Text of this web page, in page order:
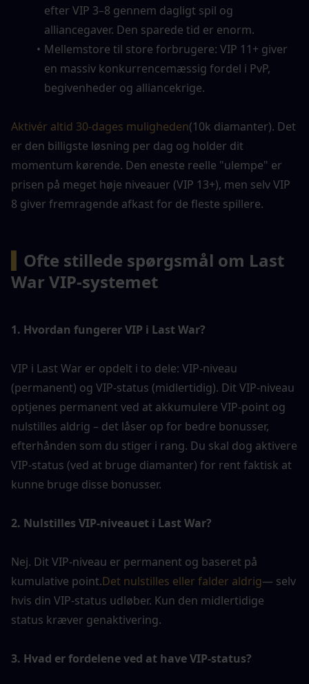
efter VIP 3–8 gennem dagligt spil og
alliancegaver. Den sparede tid er enorm.
Mellemstore til store forbrugere: VIP 11+ giver
en massiv konkurrencemæssig fordel i PvP,
begivenheder og alliancekrige.
Aktivér altid 30-dages muligheden(10k diamanter). Det
er den billigste løsning per dag og holder dit
momentum kørende. Den eneste reelle "ulempe" er
prisen på meget høje niveauer (VIP 13+), men selv VIP
8 giver fremragende afkast for de fleste spillere.
Ofte stillede spørgsmål om Last
War VIP-systemet
1. Hvordan fungerer VIP i Last War?
VIP i Last War er opdelt i to dele: VIP-niveau
(permanent) og VIP-status (midlertidig). Dit VIP-niveau
optjenes permanent ved at akkumulere VIP-point og
nulstilles aldrig – det låser op for bedre bonusser,
efterhånden som du stiger i rang. Du skal dog aktivere
VIP-status (ved at bruge diamanter) for rent faktisk at
kunne bruge disse bonusser.
2. Nulstilles VIP-niveauet i Last War?
Nej. Dit VIP-niveau er permanent og baseret på
kumulative point.Det nulstilles eller falder aldrig— selv
hvis din VIP-status udløber. Kun den midlertidige
status kræver genaktivering.
3. Hvad er fordelene ved at have VIP-status?